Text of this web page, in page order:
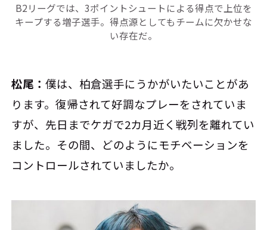
B2リーグでは、3ポイントシュートによる得点で上位を
キープする増子選手。得点源としてもチームに欠かせな
い存在だ。
松尾：僕は、柏倉選手にうかがいたいことがあ
ります。復帰されて好調なプレーをされていま
すが、先日までケガで2カ月近く戦列を離れてい
ました。その間、どのようにモチベーションを
コントロールされていましたか。